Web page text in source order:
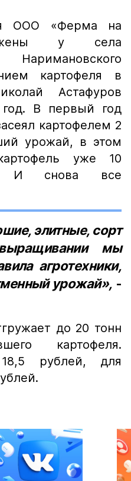
ООО «Ферма на
у села
картофеля в
Астафуров
год. В первый год
картофелем 2
урожай, в этом
уже 10
И снова все
элитные, сорт
мы
агротехники,
урожай», -
до 20 тонн
картофеля.
рублей, для